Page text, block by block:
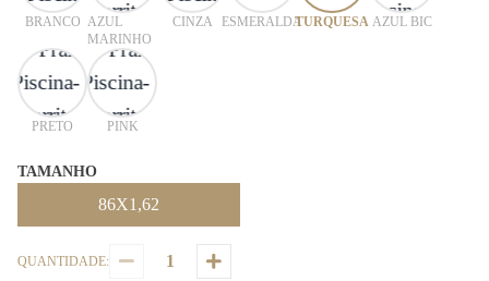
BRANCO AZUL
MARINHO
CINZA ESMERALDATURQUESA AZUL BIC
PRETO PINK
TAMANHO
86X1,62
QUANTIDADE: